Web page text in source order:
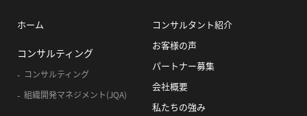
ホーム
コンサルティング
コンサルティング
組織開発マネジメント(JQA)
コンサルタント紹介
お客様の声
パートナー募集
会社概要
私たちの強み